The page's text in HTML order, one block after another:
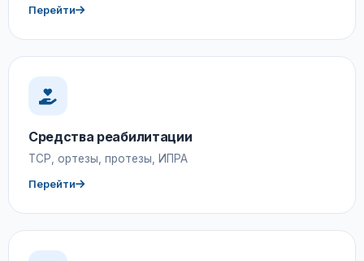
Перейти
Средства реабилитации
ТСР, ортезы, протезы, ИПРА
Перейти